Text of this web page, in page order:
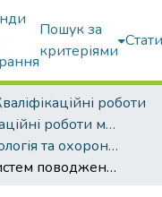
Пошук за
критеріями
роботи
Кваліфікаційні роботи магістрів
ОПП "Екологія та охорона навколишнього середовища"
Аналіз систем поводження з відходами в Україні та Казахстані